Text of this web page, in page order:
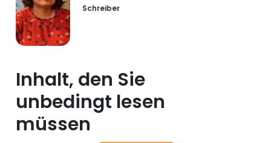
Schreiber
Inhalt, den Sie
unbedingt lesen
müssen